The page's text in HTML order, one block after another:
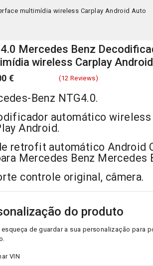
multimídia wireless Carplay Android Auto
Mercedes Benz
wireless Carplay
€ (12 Reviews)
Benz NTG4.0.
automático
Android.
retrofit automático Android
Mercedes Benz Mercedes
controle original, câmera.
do produto
esqueça de guardar a sua personalização para
VIN